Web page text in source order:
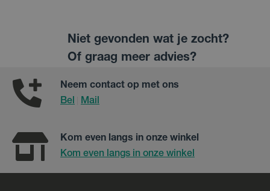
Niet gevonden wat je zocht?
Of graag meer advies?
Neem contact op met ons
Bel
Mail
Kom even langs in onze winkel
Kom even langs in onze winkel